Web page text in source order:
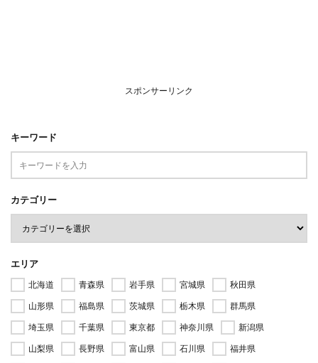
スポンサーリンク
キーワード
カテゴリー
エリア
北海道 青森県 岩手県 宮城県
秋田県
山形県
福島県 茨城県 栃木県
群馬県
埼玉県
千葉県 東京都 神奈川県
新潟県
山梨県
長野県 富山県 石川県
福井県